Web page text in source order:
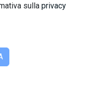
sulla privacy